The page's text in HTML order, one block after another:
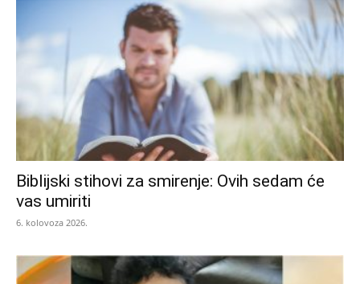
Biblijski stihovi za smirenje: Ovih sedam će
vas umiriti
6. kolovoza 2026.